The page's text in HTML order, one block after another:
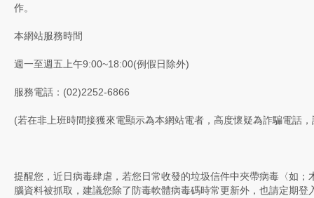
作。
本網站服務時間
週一至週五上午9:00~18:00(例假日除外)
服務電話：(02)2252-6866
(若在非上班時間接獲來電顯示為本網站電者，高度懷疑為詐騙電話
提醒您，近日病毒肆虐，若您日常收發的垃圾信件中夾帶病毒〈如；
腦資料被抓取，建議您除了防毒軟體病毒碼時常更新外，也請定期登